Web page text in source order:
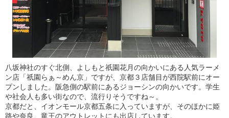
八坂神社のすぐ北側、よしもと祇園花月の向かいにある人気ラーメ
ン店「祇園らぁ～めん京」ですが、京都３店舗目が西院駅前にオー
プンしました。阪急側の駅前にあるジョーシンの向かいです。学生
や社会人も多い街なので、流行りそうですね～。
京都だと、イオンモール京都五条に入っていますが、そのほかに姫
路や奈良、竜王のアウトレットにも出店しています。